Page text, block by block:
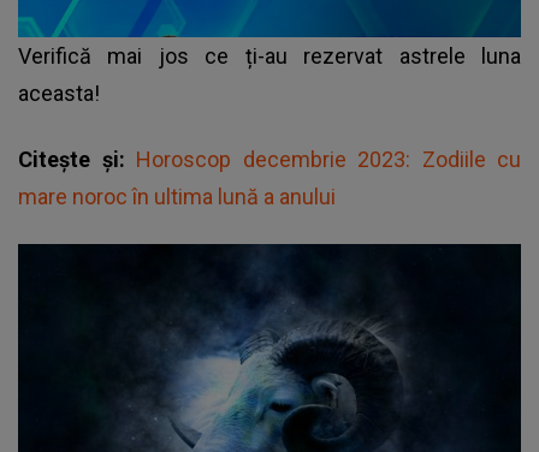
Verifică mai jos ce ți-au rezervat astrele luna
aceasta!
Citește și: Horoscop decembrie 2023: Zodiile cu
mare noroc în ultima lună a anului